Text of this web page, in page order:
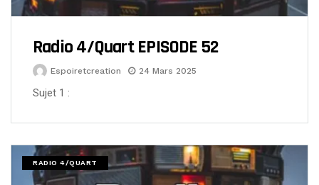
Radio 4/Quart EPISODE 52
Espoiretcreation 24 Mars 2025
Sujet 1 :
RADIO 4/QUART